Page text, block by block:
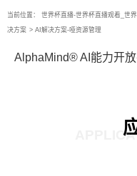
当前位置： 世界杯直播-世界杯直播观看_世
决方案 > AI解决方案-哑资源管理
AlphaMind® AI能力开